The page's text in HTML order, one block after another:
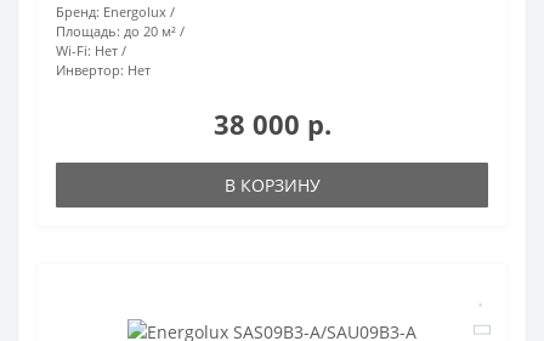
Бренд: Energolux
Площадь: до 20 м²
Wi-Fi: Нет
Инвертор: Нет
38 000 р.
В КОРЗИНУ